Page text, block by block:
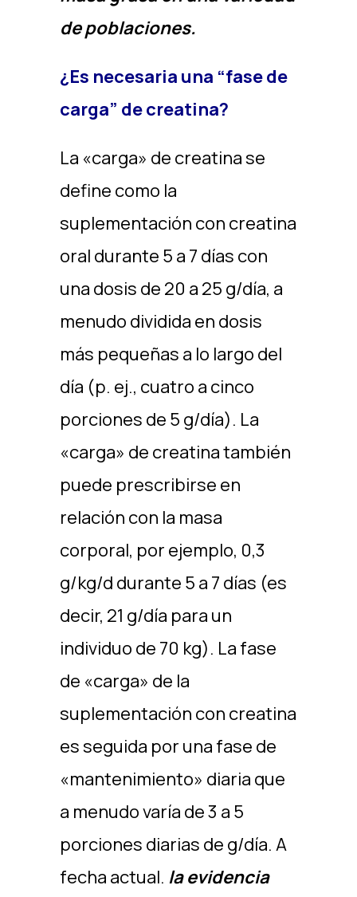
de poblaciones.
¿Es necesaria una “fase de
carga” de creatina?
La «carga» de creatina se
define como la
suplementación con creatina
oral durante 5 a 7 días con
una dosis de 20 a 25 g/día, a
menudo dividida en dosis
más pequeñas a lo largo del
día (p. ej., cuatro a cinco
porciones de 5 g/día). La
«carga» de creatina también
puede prescribirse en
relación con la masa
corporal, por ejemplo, 0,3
g/kg/d durante 5 a 7 días (es
decir, 21 g/día para un
individuo de 70 kg). La fase
de «carga» de la
suplementación con creatina
es seguida por una fase de
«mantenimiento» diaria que
a menudo varía de 3 a 5
porciones diarias de g/día. A
fecha actual. la evidencia